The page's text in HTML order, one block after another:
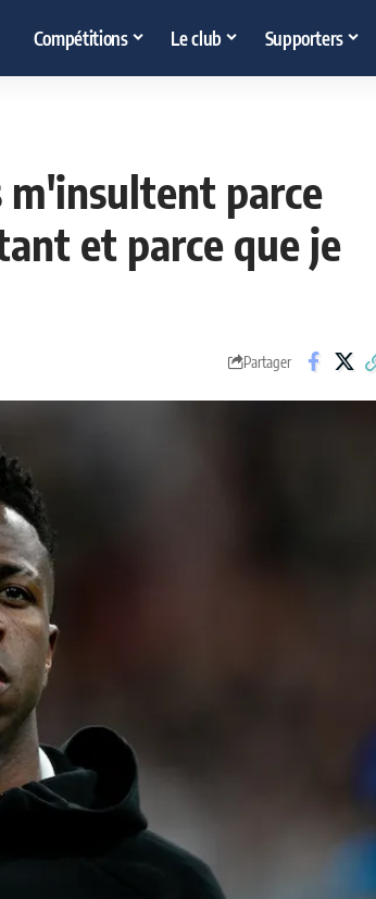
Compétitions Le club Supporters
parce
et parce que je
Partager